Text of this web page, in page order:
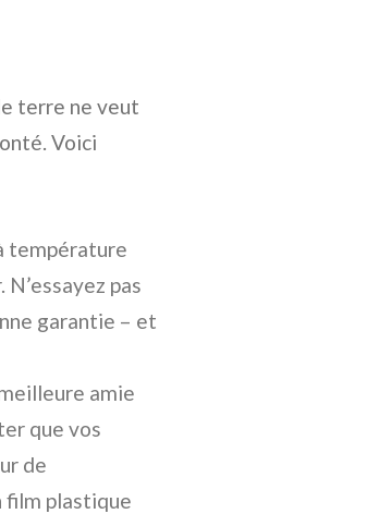
terre ne veut
Voici
température
pas
garantie – et
amie
que vos
de
film plastique